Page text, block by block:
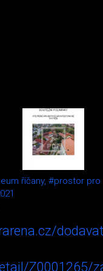
říčany, #prostor pro
Z0001265/